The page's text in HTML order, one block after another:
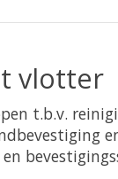
vlotter
t.b.v.